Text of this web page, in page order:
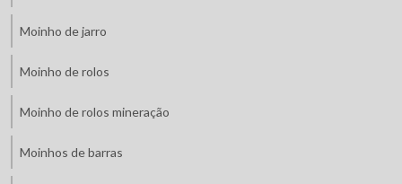
Moinho de jarro
Moinho de rolos
Moinho de rolos mineração
Moinhos de barras